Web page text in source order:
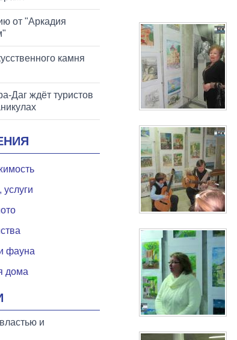
от "Аркадия
камня
Даг ждёт туристов
услуги
фауна
дома
и